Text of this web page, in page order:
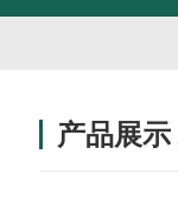
产品展示